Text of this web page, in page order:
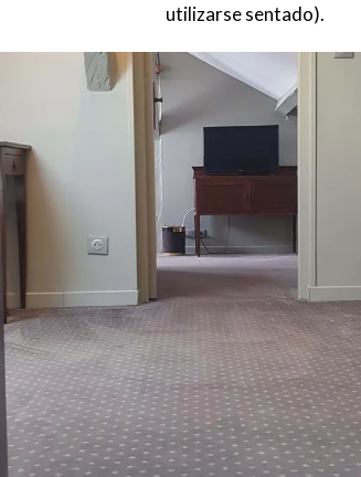
utilizarse sentado).